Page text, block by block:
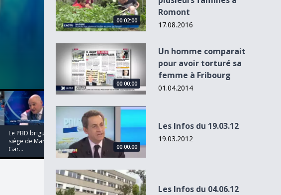
Le PBD brigue le
siège de Marie
Gar...
Un restaurant
mythique renaît
de se...
00:01:58
Challenge lancé
par le ca...
succèdent en
00:00:00
00:02:00
Romont
17.08.2016
Un homme comparait pour avoir torturé sa femme à
00:00:00
Un homme comparait
pour avoir torturé sa
femme à Fribourg
01.04.2014
Les Infos du 19.03.12
00:00:00
Les Infos du 19.03.12
19.03.2012
Les Infos du 04.06.12
Les Infos du 04.06.12